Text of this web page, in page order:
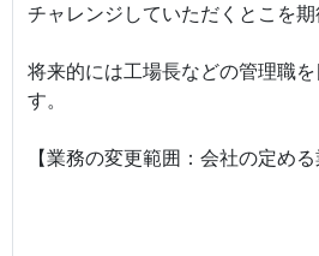
チャレンジしていただくとこを期
将来的には工場長などの管理職
す。
【業務の変更範囲：会社の定める